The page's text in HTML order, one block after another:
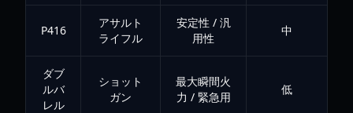
P416
アサルト
ライフル
安定性 / 汎
用性
中
ダブ
ルバ
レル
ショット
ガン
最大瞬間火
力 / 緊急用
低